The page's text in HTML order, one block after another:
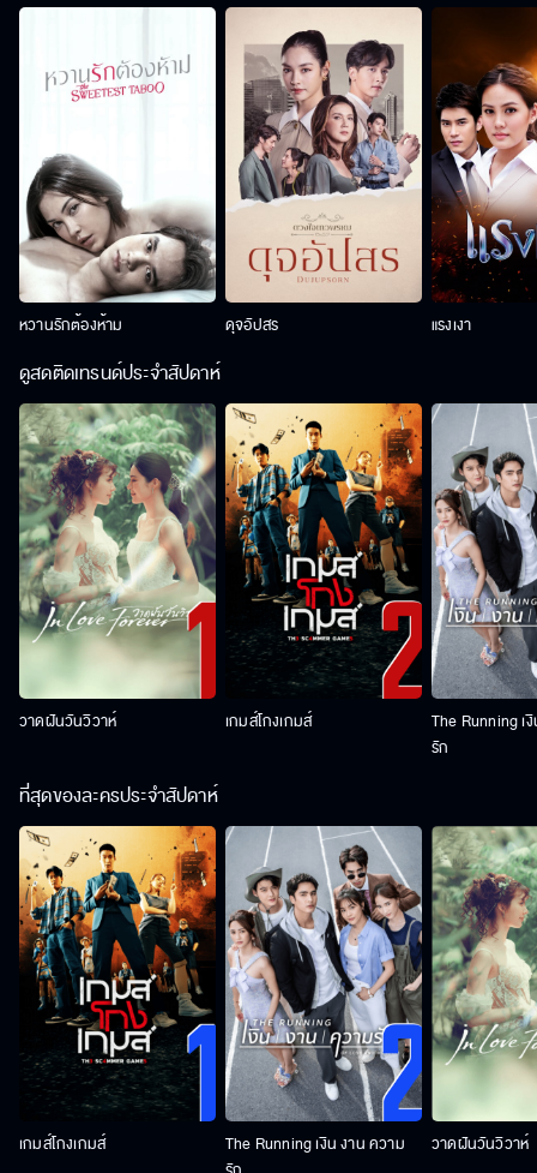
หวานรักต้องห้าม ดุจอัปสร แรงเงา
ดูสดติดเทรนด์ประจำสัปดาห์
วาดฝันวันวิวาห์ เกมส์โกงเกมส์
The Running เ
รัก
ที่สุดของละครประจำสัปดาห์
เกมส์โกงเกมส์
The Running เงิน งาน ความ
วาดฝันวันวิวาห์